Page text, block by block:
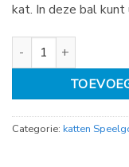
kat. In deze bal
Snackball kat 7cm
Categorie: katten